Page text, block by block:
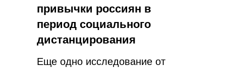
Еще одно исследование от
привычки россиян в
период социального
дистанцирования